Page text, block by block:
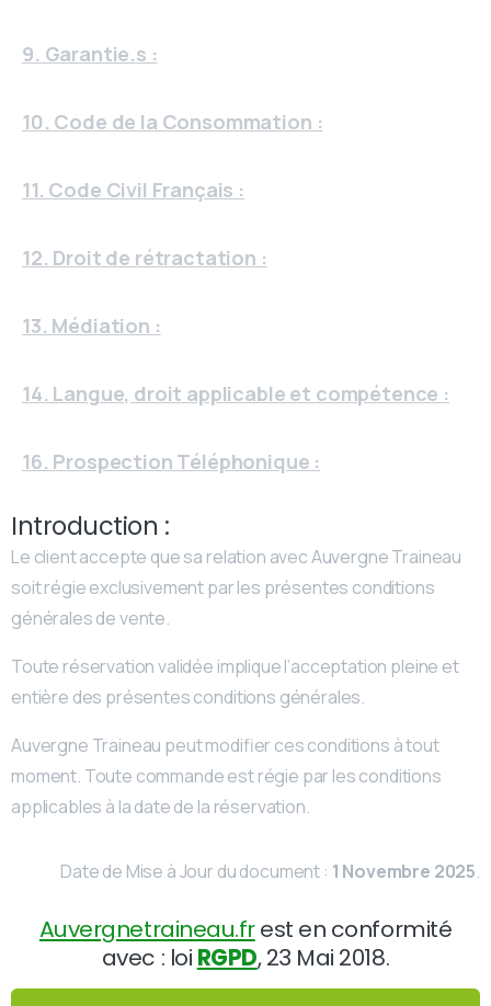
9. Garantie.s :
10. Code de la Consommation :
11. Code Civil Français :
12. Droit de rétractation :
13. Médiation :
14. Langue, droit applicable et compétence :
16. Prospection Téléphonique :
Introduction :
Le client accepte que sa relation avec Auvergne Traineau
soit régie exclusivement par les présentes conditions
générales de vente.
Toute réservation validée implique l’acceptation pleine et
entière des présentes conditions générales.
Auvergne Traineau peut modifier ces conditions à tout
moment. Toute commande est régie par les conditions
applicables à la date de la réservation.
Date de Mise à Jour du document : 1 Novembre 2025.
Auvergnetraineau.frest en conformité
avec : loi RGPD, 23 Mai 2018.